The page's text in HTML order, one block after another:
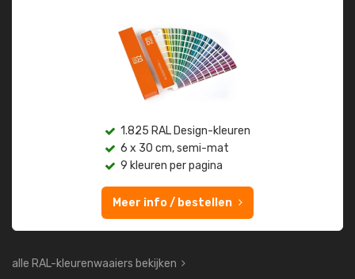
1.825 RAL Design-kleuren
6 x 30 cm, semi-mat
9 kleuren per pagina
Meer info / bestellen
alle RAL-kleurenwaaiers bekijken